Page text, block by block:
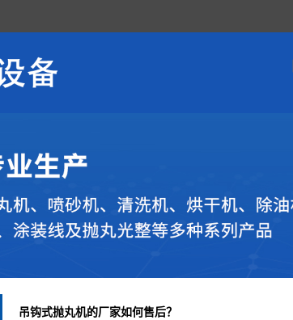
吊钩式抛丸机的厂家如何售后？